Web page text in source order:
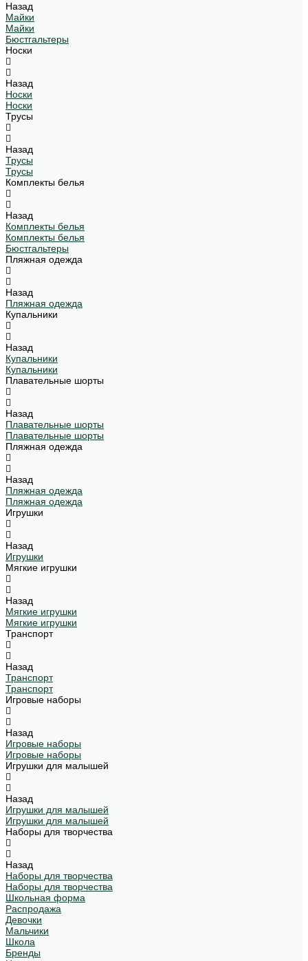
Назад
Майки
Майки
Бюстгальтеры
Носки
Назад
Носки
Носки
Трусы
Назад
Трусы
Трусы
Комплекты белья
Назад
Комплекты белья
Комплекты белья
Бюстгальтеры
Пляжная одежда
Назад
Пляжная одежда
Купальники
Назад
Купальники
Купальники
Плавательные шорты
Назад
Плавательные шорты
Плавательные шорты
Пляжная одежда
Назад
Пляжная одежда
Пляжная одежда
Игрушки
Назад
Игрушки
Мягкие игрушки
Назад
Мягкие игрушки
Мягкие игрушки
Транспорт
Назад
Транспорт
Транспорт
Игровые наборы
Назад
Игровые наборы
Игровые наборы
Игрушки для малышей
Назад
Игрушки для малышей
Игрушки для малышей
Наборы для творчества
Назад
Наборы для творчества
Наборы для творчества
Школьная форма
Распродажа
Девочки
Мальчики
Школа
Бренды